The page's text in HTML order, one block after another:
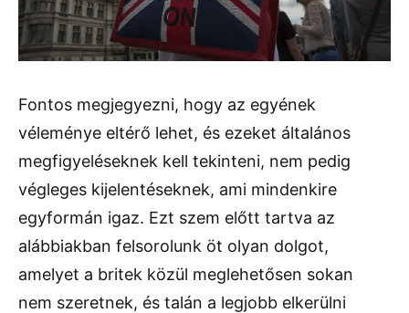
Fontos megjegyezni, hogy az egyének
véleménye eltérő lehet, és ezeket általános
megfigyeléseknek kell tekinteni, nem pedig
végleges kijelentéseknek, ami mindenkire
egyformán igaz. Ezt szem előtt tartva az
alábbiakban felsorolunk öt olyan dolgot,
amelyet a britek közül meglehetősen sokan
nem szeretnek, és talán a legjobb elkerülni